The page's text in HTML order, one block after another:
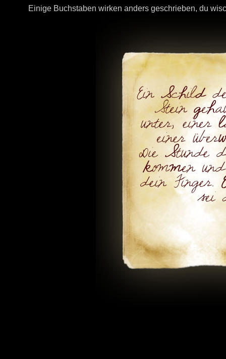
Einige Buchstaben wirken anders geschrieben, du